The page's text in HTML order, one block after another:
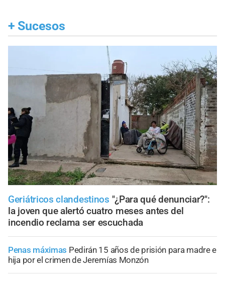
+ Sucesos
Geriátricos clandestinos "¿Para qué denunciar?":
la joven que alertó cuatro meses antes del
incendio reclama ser escuchada
Penas máximas Pedirán 15 años de prisión para madre e
hija por el crimen de Jeremías Monzón